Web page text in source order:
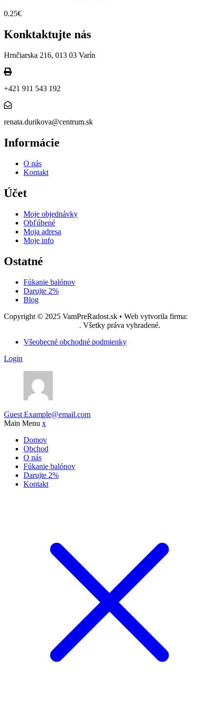
0.25€
Konktaktujte nás
Hrnčiarska 216, 013 03 Varín
+421 911 543 192
renata.durikova@centrum.sk
Informácie
O nás
Kontakt
Účet
Moje objednávky
Obľúbené
Moja adresa
Moje info
Ostatné
Fúkanie balónov
Darujte 2%
Blog
Copyright © 2025 VamPreRadost.sk • Web vytvorila firma:
. Všetky práva vyhradené.
Všeobecné obchodné podmienky
Login
Guest Example@email.com
Main Menu x
Domov
Obchod
O nás
Fúkanie balónov
Darujte 2%
Kontakt